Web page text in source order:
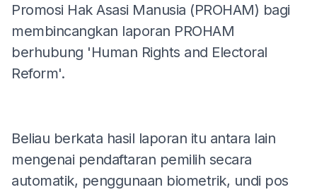
Promosi Hak Asasi Manusia (PROHAM) bagi
membincangkan laporan PROHAM
berhubung 'Human Rights and Electoral
Reform'.
Beliau berkata hasil laporan itu antara lain
mengenai pendaftaran pemilih secara
automatik, penggunaan biometrik, undi pos